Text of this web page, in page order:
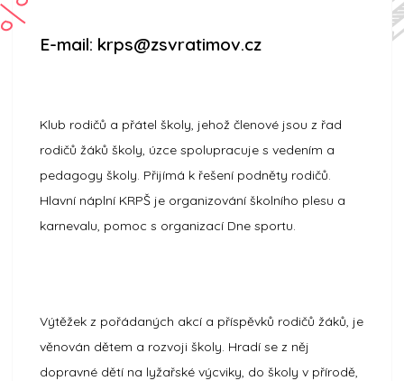
E-mail: krps@zsvratimov.cz
Klub rodičů a přátel školy, jehož členové jsou z řad
rodičů žáků školy, úzce spolupracuje s vedením a
pedagogy školy. Přijímá k řešení podněty rodičů.
Hlavní náplní KRPŠ je organizování školního plesu a
karnevalu, pomoc s organizací Dne sportu.
Výtěžek z pořádaných akcí a příspěvků rodičů žáků, je
věnován dětem a rozvoji školy. Hradí se z něj
dopravné dětí na lyžařské výcviky, do školy v přírodě,